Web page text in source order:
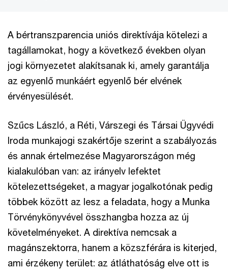
A bértranszparencia uniós direktívája kötelezi a
tagállamokat, hogy a következő években olyan
jogi környezetet alakítsanak ki, amely garantálja
az egyenlő munkáért egyenlő bér elvének
érvényesülését.
Szűcs László, a Réti, Várszegi és Társai Ügyvédi
Iroda munkajogi szakértője szerint a szabályozás
és annak értelmezése Magyarországon még
kialakulóban van: az irányelv lefektet
kötelezettségeket, a magyar jogalkotónak pedig
többek között az lesz a feladata, hogy a Munka
Törvénykönyvével összhangba hozza az új
követelményeket. A direktíva nemcsak a
magánszektorra, hanem a közszférára is kiterjed,
ami érzékeny terület: az átláthatóság elve ott is